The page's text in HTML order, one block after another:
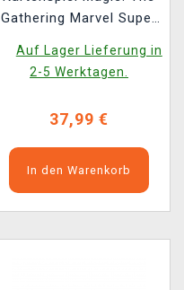
Gathering Marvel Super
Booster (15 Karten)
Auf Lager Lieferung in
2-5 Werktagen.
37,99 €
In den Warenkorb